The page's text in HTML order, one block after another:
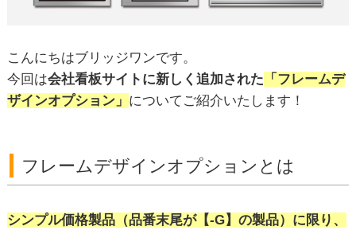
こんにちはブリッジワンです。
今回は会社看板サイトに新しく追加された 「フレームデ
ザインオプション」 についてご紹介いたします！
フレームデザインオプションとは
シンプル価格製品（品番末尾が【-G】の製品）に限り、